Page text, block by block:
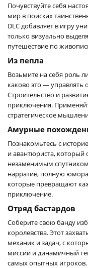
Почувствуйте себя
мир в поисках
DLC добавляет в игру
только визуально
путешествие по
Из пепла
Возьмите на себя роль
каково это —
Строительство и
приключения.
стратегическое
Амурные
Познакомьтесь с
и авантюриста, который
незаменимым
нарратив, полную
которые превращают
приключение.
Отряд бастардов
Соберите свою банду
королевства. Этот
механик и задач, с
миссии и динамичный
самых опытных игроков.